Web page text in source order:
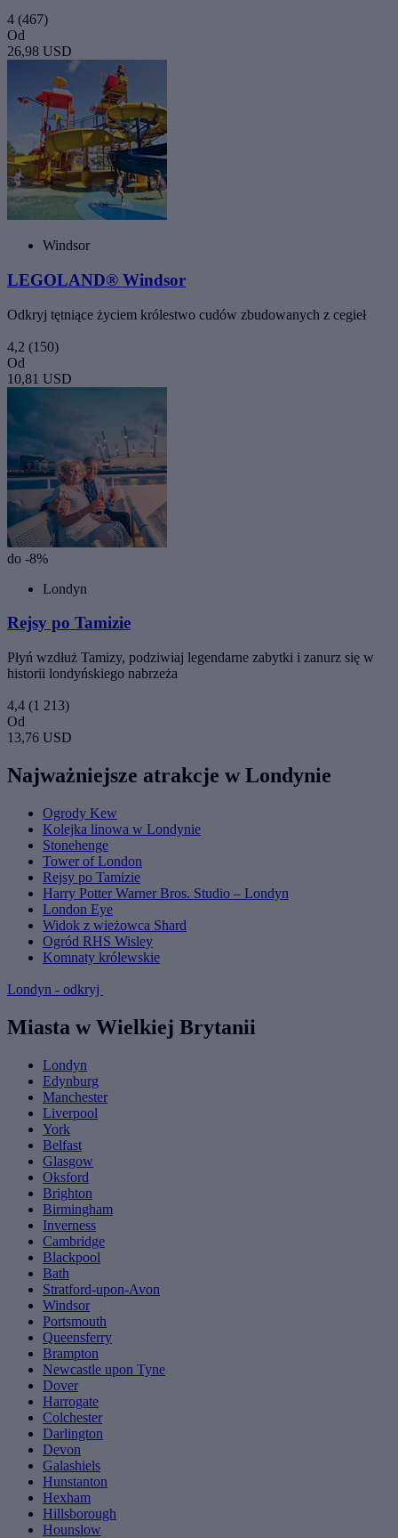
4 (467)
Od
26,98 USD
Windsor
LEGOLAND® Windsor
Odkryj tętniące życiem królestwo cudów zbudowanych z cegieł
4,2 (150)
Od
10,81 USD
do -8%
Londyn
Rejsy po Tamizie
Płyń wzdłuż Tamizy, podziwiaj legendarne zabytki i zanurz się w
historii londyńskiego nabrzeża
4,4 (1 213)
Od
13,76 USD
Najważniejsze atrakcje w Londynie
Ogrody Kew
Kolejka linowa w Londynie
Stonehenge
Tower of London
Rejsy po Tamizie
Harry Potter Warner Bros. Studio – Londyn
London Eye
Widok z wieżowca Shard
Ogród RHS Wisley
Komnaty królewskie
Londyn - odkryj
Miasta w Wielkiej Brytanii
Londyn
Edynburg
Manchester
Liverpool
York
Belfast
Glasgow
Oksford
Brighton
Birmingham
Inverness
Cambridge
Blackpool
Bath
Stratford-upon-Avon
Windsor
Portsmouth
Queensferry
Brampton
Newcastle upon Tyne
Dover
Harrogate
Colchester
Darlington
Devon
Galashiels
Hunstanton
Hexham
Hillsborough
Hounslow